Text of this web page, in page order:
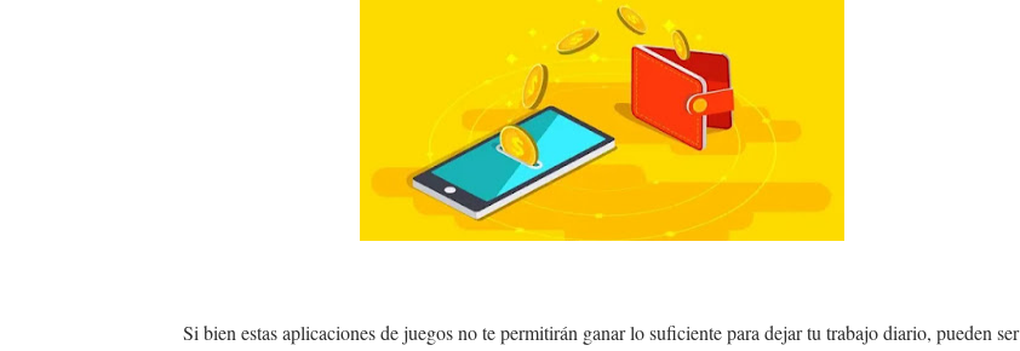
Si bien estas aplicaciones de juegos no te permitirán ganar lo suficiente para dejar tu trabajo diario, pueden ser